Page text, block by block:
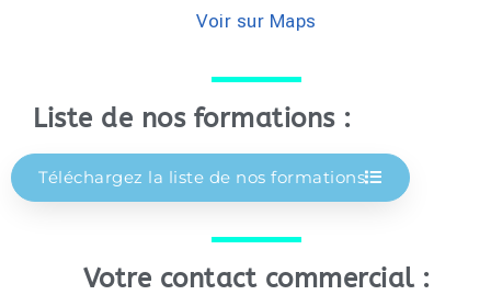
Voir sur Maps
Liste de nos formations :
Téléchargez la liste de nos formations
Votre contact commercial :